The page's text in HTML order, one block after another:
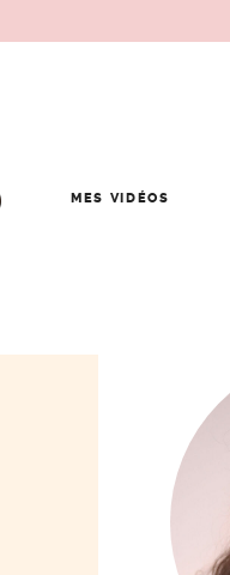
MES VIDÉOS